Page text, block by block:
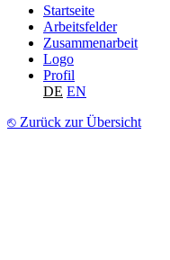
Startseite
Arbeitsfelder
Zusammenarbeit
Logo
Profil
DE EN
⎋ Zurück zur Übersicht